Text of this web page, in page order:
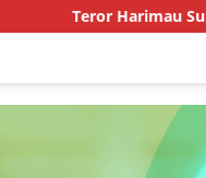
Sumatra di